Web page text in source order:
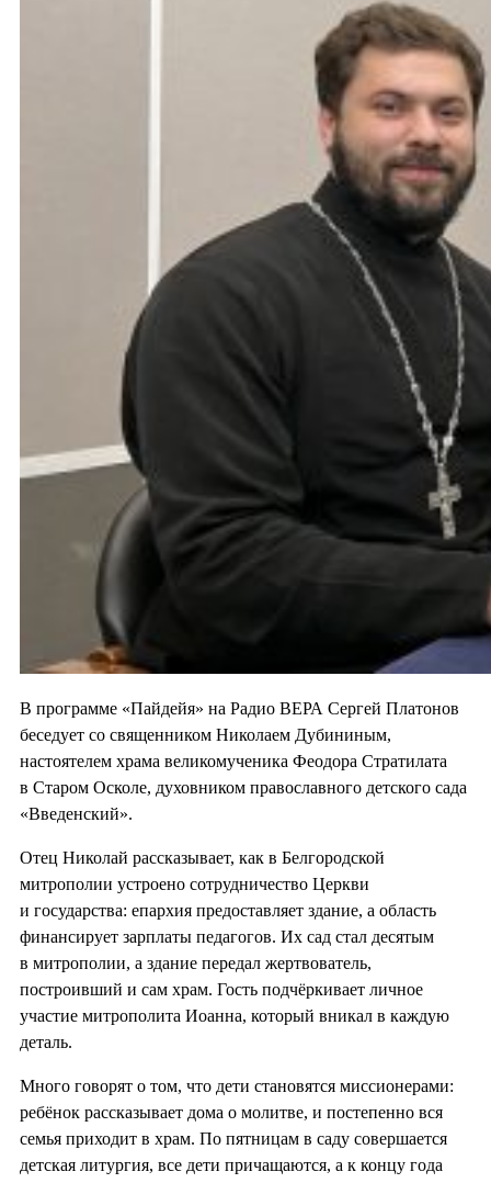
В программе «Пайдейя» на Радио ВЕРА Сергей Платонов
беседует со священником Николаем Дубининым,
настоятелем храма великомученика Феодора Стратилата
в Старом Осколе, духовником православного детского сада
«Введенский».
Отец Николай рассказывает, как в Белгородской
митрополии устроено сотрудничество Церкви
и государства: епархия предоставляет здание, а область
финансирует зарплаты педагогов. Их сад стал десятым
в митрополии, а здание передал жертвователь,
построивший и сам храм. Гость подчёркивает личное
участие митрополита Иоанна, который вникал в каждую
деталь.
Много говорят о том, что дети становятся миссионерами:
ребёнок рассказывает дома о молитве, и постепенно вся
семья приходит в храм. По пятницам в саду совершается
детская литургия, все дети причащаются, а к концу года